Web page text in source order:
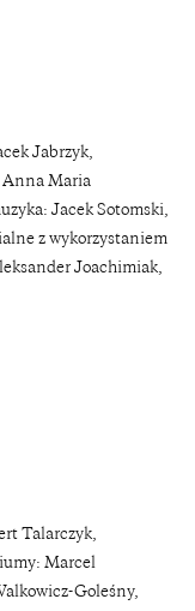
Jabrzyk,
Anna Maria
Jacek Sotomski,
z wykorzystaniem
Joachimiak,
Talarczyk,
Marcel
Goleśny,